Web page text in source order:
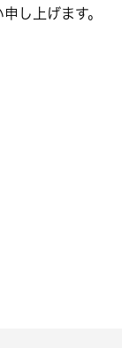
し上げます。